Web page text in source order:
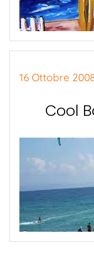
16 Ottobre
Cool